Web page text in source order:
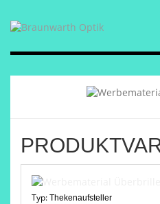
Typ: Thekenaufsteller